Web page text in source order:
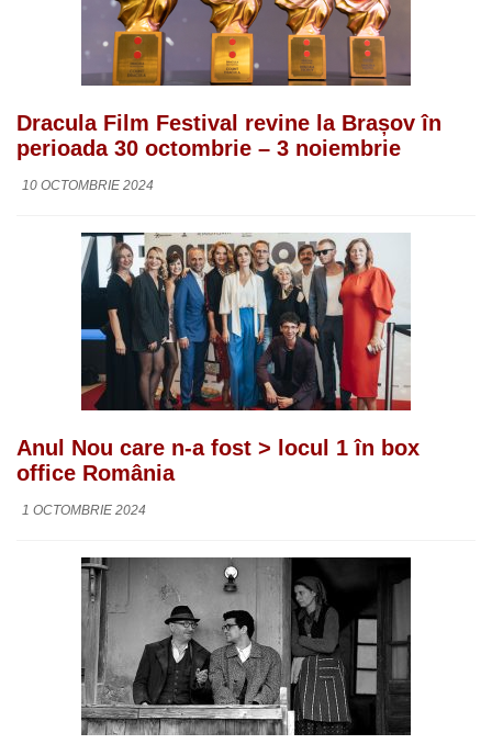
Dracula Film Festival revine la Brașov în
perioada 30 octombrie – 3 noiembrie
10 OCTOMBRIE 2024
Anul Nou care n-a fost > locul 1 în box
office România
1 OCTOMBRIE 2024